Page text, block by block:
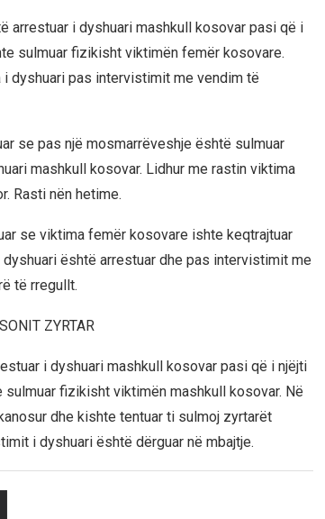
i dyshuari mashkull kosovar pasi që i
sulmuar fizikisht viktimën femër kosovare.
i dyshuari pas intervistimit me vendim të
se pas një mosmarrëveshje është sulmuar
mashkull kosovar. Lidhur me rastin viktima
Rasti nën hetime.
se viktima femër kosovare ishte keqtrajtuar
është arrestuar dhe pas intervistimit me
të rregullt.
ZYRTAR
i dyshuari mashkull kosovar pasi që i njëjti
fizikisht viktimën mashkull kosovar. Në
dhe kishte tentuar ti sulmoj zyrtarët
i dyshuari është dërguar në mbajtje.